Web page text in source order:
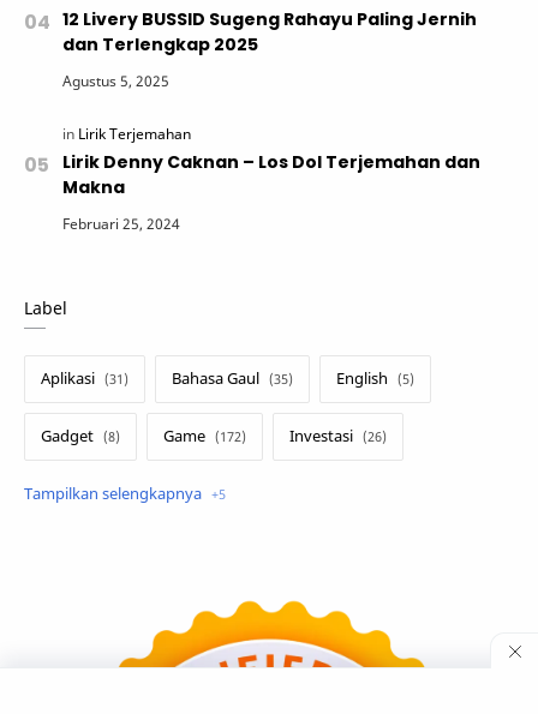
12 Livery BUSSID Sugeng Rahayu Paling Jernih
dan Terlengkap 2025
Lirik Denny Caknan – Los Dol Terjemahan dan
Makna
Label
Aplikasi Bahasa Gaul English
Gadget Game Investasi
Lirik Terjemahan